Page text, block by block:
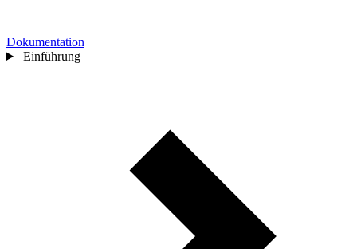
Dokumentation
Einführung